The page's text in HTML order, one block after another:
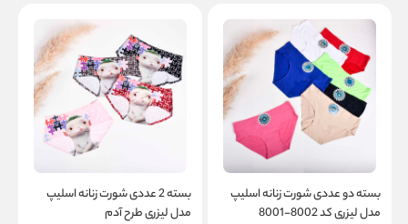
بسته دو عددی شورت زنانه اسلیپ
مدل لیزری کد 8002-8001
بسته 2 عددی شورت زنانه اسلیپ
مدل لیزری طرح آدم